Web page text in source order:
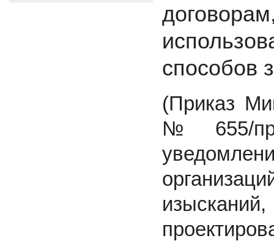
способов
(Приказ
№ 655/пр